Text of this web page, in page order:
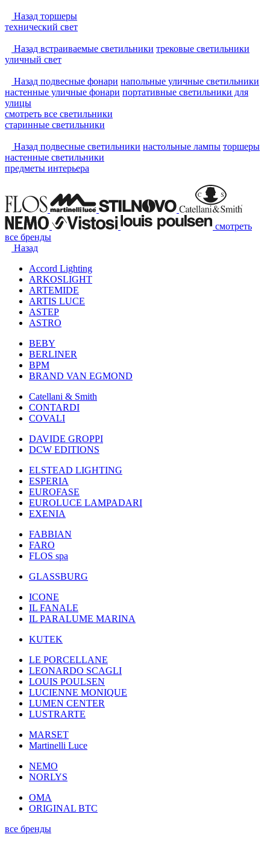
Назад торшеры
технический свет
Назад встраиваемые светильники трековые светильники
уличный свет
Назад подвесные фонари напольные уличные светильники
настенные уличные фонари портативные светильники для
улицы
смотреть все светильники
старинные светильники
Назад подвесные светильники настольные лампы торшеры
настенные светильники
предметы интерьера
смотреть
все бренды
Назад
Accord Lighting
ARKOSLIGHT
ARTEMIDE
ARTIS LUCE
ASTEP
ASTRO
BEBY
BERLINER
BPM
BRAND VAN EGMOND
Catellani & Smith
CONTARDI
COVALI
DAVIDE GROPPI
DCW EDITIONS
ELSTEAD LIGHTING
ESPERIA
EUROFASE
EUROLUCE LAMPADARI
EXENIA
FABBIAN
FARO
FLOS spa
GLASSBURG
ICONE
IL FANALE
IL PARALUME MARINA
KUTEK
LE PORCELLANE
LEONARDO SCAGLI
LOUIS POULSEN
LUCIENNE MONIQUE
LUMEN CENTER
LUSTRARTE
MARSET
Martinelli Luce
NEMO
NORLYS
OMA
ORIGINAL BTC
все бренды